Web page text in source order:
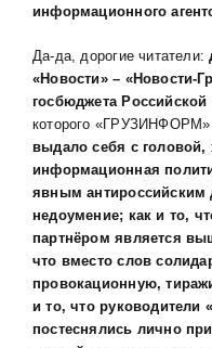
информационного
Да-да, дорогие читатели:
«Новости» – «Новости-
госбюджета
которого «ГРУЗИНФОРМ»
выдало себя с головой,
информационная
явным антироссийским
недоумение; как и то,
партнёром является
что вместо слов
провокационную,
и то, что руководители
постеснялись лично